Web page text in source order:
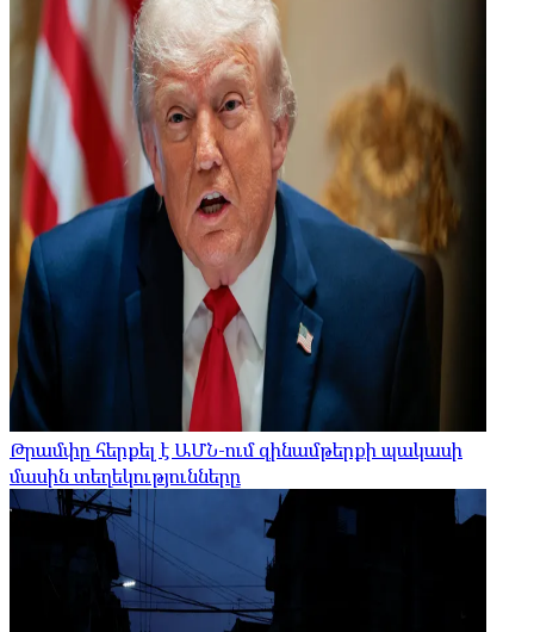
Թրամփը հերքել է ԱՄՆ-ում զինամթերքի պակասի
մասին տեղեկությունները